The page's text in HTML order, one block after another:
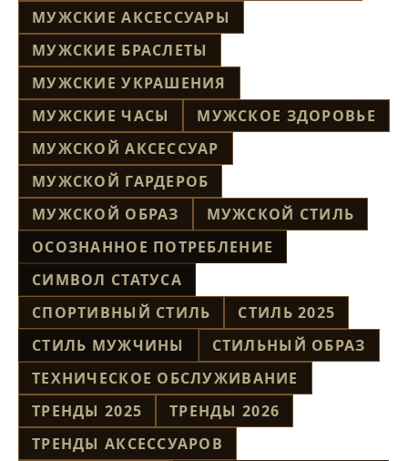
МУЖСКИЕ АКСЕССУАРЫ
МУЖСКИЕ БРАСЛЕТЫ
МУЖСКИЕ УКРАШЕНИЯ
МУЖСКИЕ ЧАСЫ
МУЖСКОЕ ЗДОРОВЬЕ
МУЖСКОЙ АКСЕССУАР
МУЖСКОЙ ГАРДЕРОБ
МУЖСКОЙ ОБРАЗ
МУЖСКОЙ СТИЛЬ
ОСОЗНАННОЕ ПОТРЕБЛЕНИЕ
СИМВОЛ СТАТУСА
СПОРТИВНЫЙ СТИЛЬ
СТИЛЬ 2025
СТИЛЬ МУЖЧИНЫ
СТИЛЬНЫЙ ОБРАЗ
ТЕХНИЧЕСКОЕ ОБСЛУЖИВАНИЕ
ТРЕНДЫ 2025
ТРЕНДЫ 2026
ТРЕНДЫ АКСЕССУАРОВ